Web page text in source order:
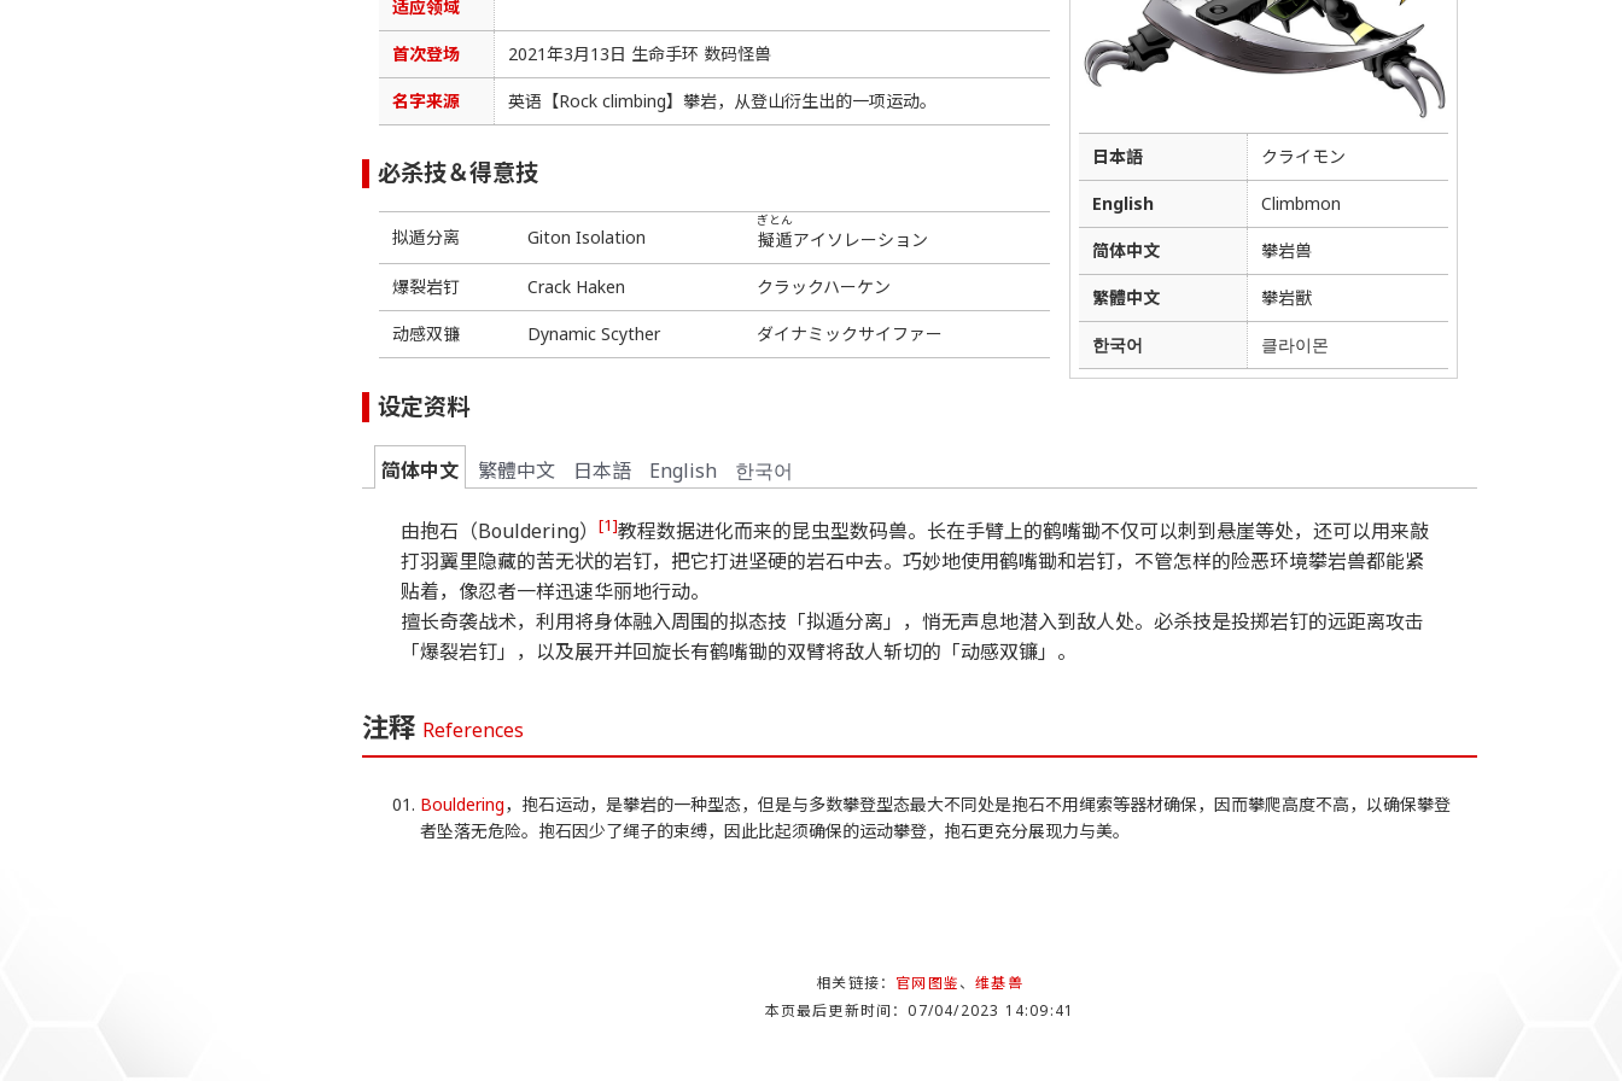
日本語 クライモン
English Climbmon
简体中文 攀岩兽
繁體中文 攀岩獸
한국어 클라이몬
适应领域
首次登场 2021年3月13日 生命手环 数码怪兽
名字来源 英语【Rock climbing】攀岩，从登山衍生出的一项运动。
必杀技＆得意技
拟遁分离 Giton Isolation 擬遁
ぎとん
アイソレーション
爆裂岩钉 Crack Haken クラックハーケン
动感双镰 Dynamic Scyther ダイナミックサイファー
设定资料
简体中文 繁體中文 日本語 English 한국어
由抱石（Bouldering） [1]教程数据进化而来的昆虫型数码兽。长在手臂上的鹤嘴锄不仅可以刺到悬崖等处，还可以用来敲
打羽翼里隐藏的苦无状的岩钉，把它打进坚硬的岩石中去。巧妙地使用鹤嘴锄和岩钉，不管怎样的险恶环境攀岩兽都能紧
贴着，像忍者一样迅速华丽地行动。
擅长奇袭战术，利用将身体融入周围的拟态技「拟遁分离」，悄无声息地潜入到敌人处。必杀技是投掷岩钉的远距离攻击
「爆裂岩钉」，以及展开并回旋长有鹤嘴锄的双臂将敌人斩切的「动感双镰」。
注释 References
Bouldering，抱石运动，是攀岩的一种型态，但是与多数攀登型态最大不同处是抱石不用绳索等器材确保，因而攀爬高度不高，以确保攀登
者坠落无危险。抱石因少了绳子的束缚，因此比起须确保的运动攀登，抱石更充分展现力与美。
相关链接： 官网图鉴、维基兽
本页最后更新时间：07/04/2023 14:09:41